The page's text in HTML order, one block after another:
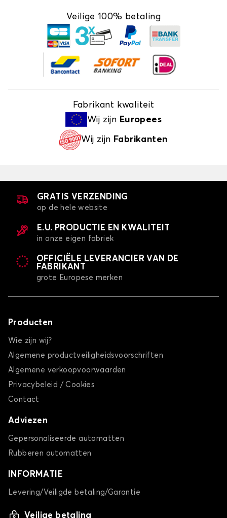
Veilige 100% betaling
Fabrikant kwaliteit
Wij zijn Europees
Wij zijn Fabrikanten
GRATIS VERZENDING
op de hele website
E.U. PRODUCTIE EN KWALITEIT
in onze eigen fabriek
OFFICIËLE LEVERANCIER VAN DE
FABRIKANT
grote Europese merken
Producten
Wie zijn wij?
Algemene productveiligheidsvoorschriften
Algemene verkoopvoorwaarden
Privacybeleid / Cookies
Contact
Adviezen
Gepersonaliseerde automatten
Rubberen automatten
INFORMATIE
Levering/Veiligde betaling/Garantie
Veilige betaling